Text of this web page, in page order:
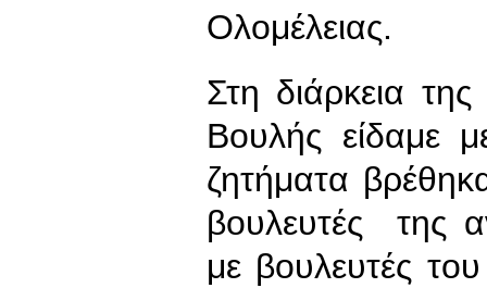
Ολομέλειας.
Στη διάρκεια
Βουλής είδαμε
ζητήματα
βουλευτές της
με βουλευτές